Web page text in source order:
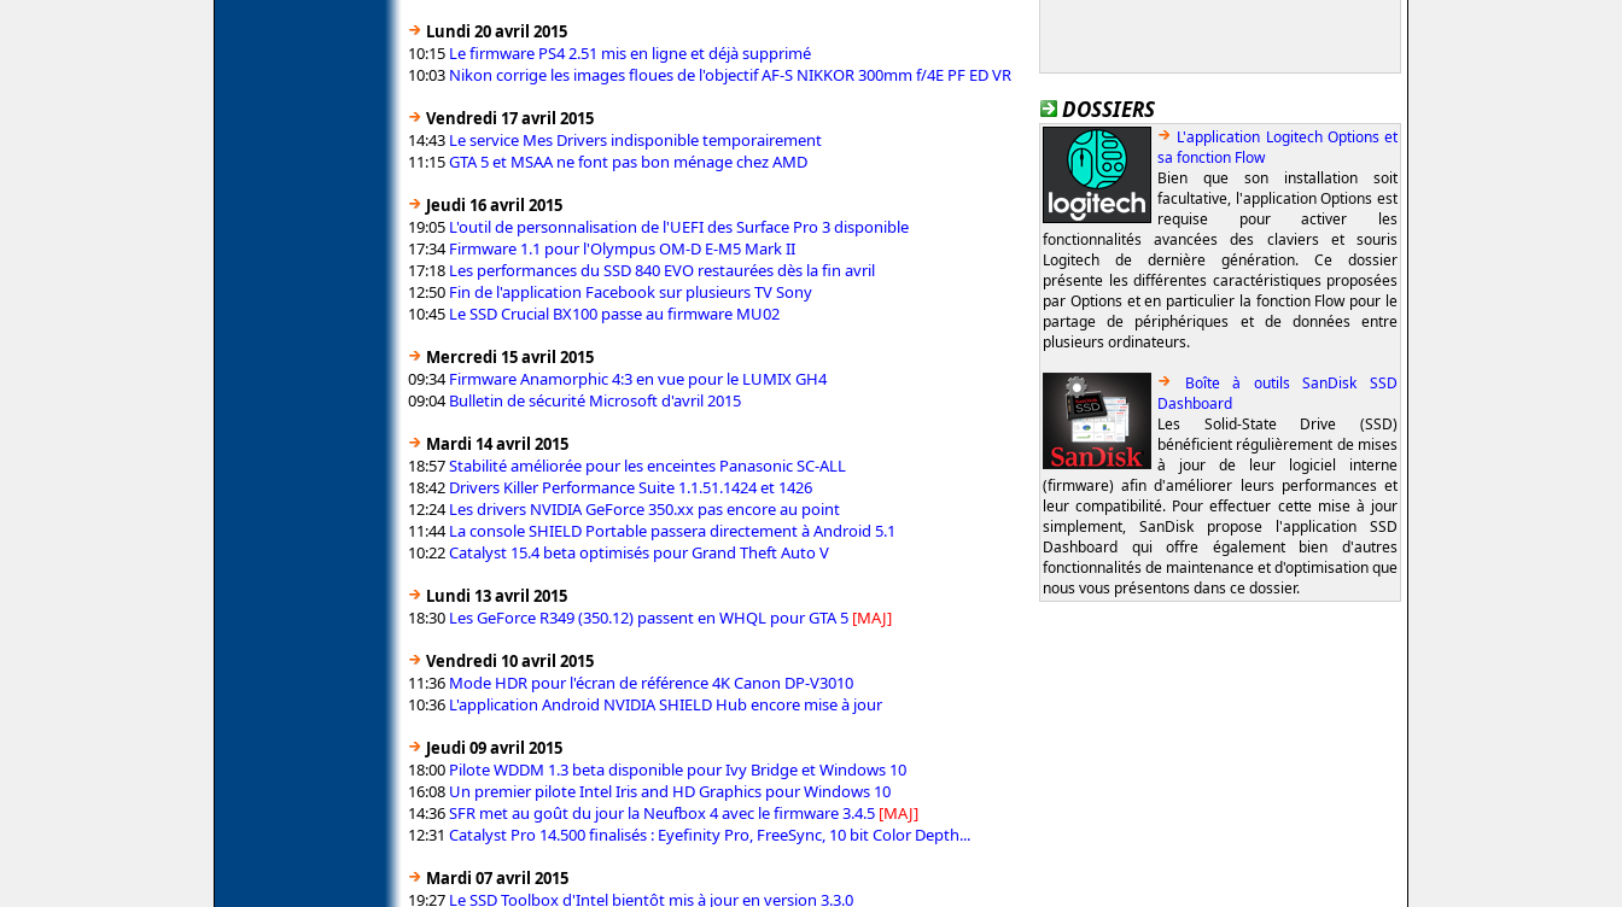
Lundi 20 avril 2015
10:15 Le firmware PS4 2.51 mis en ligne et déjà supprimé
10:03 Nikon corrige les images floues de l'objectif AF-S NIKKOR 300mm f/4E PF ED VR
Vendredi 17 avril 2015
14:43 Le service Mes Drivers indisponible temporairement
11:15GTA 5 et MSAA ne font pas bon ménage chez AMD
Jeudi 16 avril 2015
19:05 L'outil de personnalisation de l'UEFI des Surface Pro 3 disponible
17:34Firmware 1.1 pour l'Olympus OM-D E-M5 Mark II
17:18 Les performances du SSD 840 EVO restaurées dès la fin avril
12:50 Fin de l'application Facebook sur plusieurs TV Sony
10:45 Le SSD Crucial BX100 passe au firmware MU02
Mercredi 15 avril 2015
09:34Firmware Anamorphic 4:3 en vue pour le LUMIX GH4
09:04Bulletin de sécurité Microsoft d'avril 2015
Mardi 14 avril 2015
18:57Stabilité améliorée pour les enceintes Panasonic SC-ALL
18:42 Drivers Killer Performance Suite 1.1.51.1424 et 1426
12:24Les drivers NVIDIA GeForce 350.xx pas encore au point
11:44La console SHIELD Portable passera directement à Android 5.1
10:22Catalyst 15.4 beta optimisés pour Grand Theft Auto V
Lundi 13 avril 2015
18:30 Les GeForce R349 (350.12) passent en WHQL pour GTA 5 [MAJ]
Vendredi 10 avril 2015
11:36 Mode HDR pour l'écran de référence 4K Canon DP-V3010
10:36 L'application Android NVIDIA SHIELD Hub encore mise à jour
Jeudi 09 avril 2015
18:00 Pilote WDDM 1.3 beta disponible pour Ivy Bridge et Windows 10
16:08 Un premier pilote Intel Iris and HD Graphics pour Windows 10
14:36SFR met au goût du jour la Neufbox 4 avec le firmware 3.4.5 [MAJ]
12:31 Catalyst Pro 14.500 finalisés : Eyefinity Pro, FreeSync, 10 bit Color Depth...
Mardi 07 avril 2015
19:27 Le SSD Toolbox d'Intel bientôt mis à jour en version 3.3.0
DOSSIERS
L'application Logitech Options et
sa fonction Flow
Bien que son installation soit
facultative, l'application Options est
requise pour activer les
fonctionnalités avancées des claviers et souris
Logitech de dernière génération. Ce dossier
présente les différentes caractéristiques proposées
par Options et en particulier la fonction Flow pour le
partage de périphériques et de données entre
plusieurs ordinateurs.
Boîte à outils SanDisk SSD
Dashboard
Les Solid-State Drive (SSD)
bénéficient régulièrement de mises
à jour de leur logiciel interne
(firmware) afin d'améliorer leurs performances et
leur compatibilité. Pour effectuer cette mise à jour
simplement, SanDisk propose l'application SSD
Dashboard qui offre également bien d'autres
fonctionnalités de maintenance et d'optimisation que
nous vous présentons dans ce dossier.